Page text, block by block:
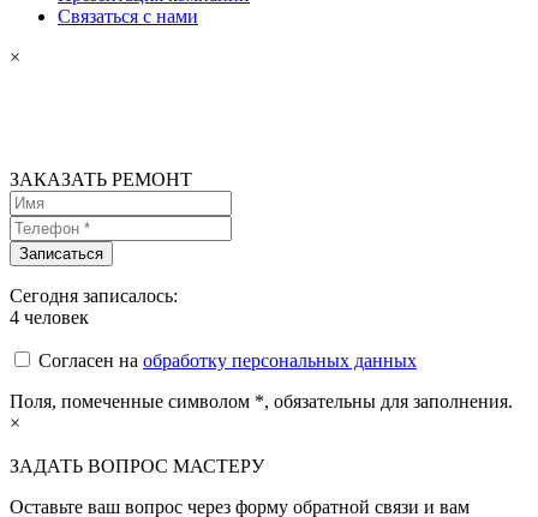
Связаться с нами
×
ЗАКАЗАТЬ РЕМОНТ
Сегодня записалось:
4 человек
Согласен на обработку персональных данных
Поля, помеченные символом *, обязательны для заполнения.
×
ЗАДАТЬ ВОПРОС МАСТЕРУ
Оставьте ваш вопрос через форму обратной связи и вам